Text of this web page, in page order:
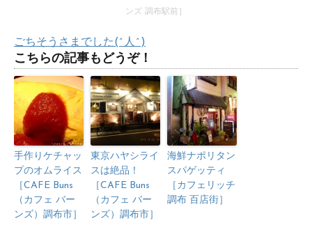
ンズ 調布駅前］
ごちそうさまでした(^人^)
こちらの記事もどうぞ！
手作りケチャッ
プのオムライス
［CAFE Buns
（カフェ バー
ンズ）調布市］
東京ハヤシライ
スは絶品！
［CAFE Buns
（カフェ バー
ンズ）調布市］
海鮮ナポリタン
スパゲッティ
［カフェリッチ
調布 百店街］